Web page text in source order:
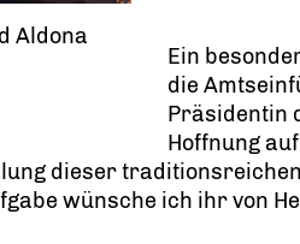
Aldona
Ein
die
Präsidentin
Hoffnung
dieser
wünsche ich ihr von